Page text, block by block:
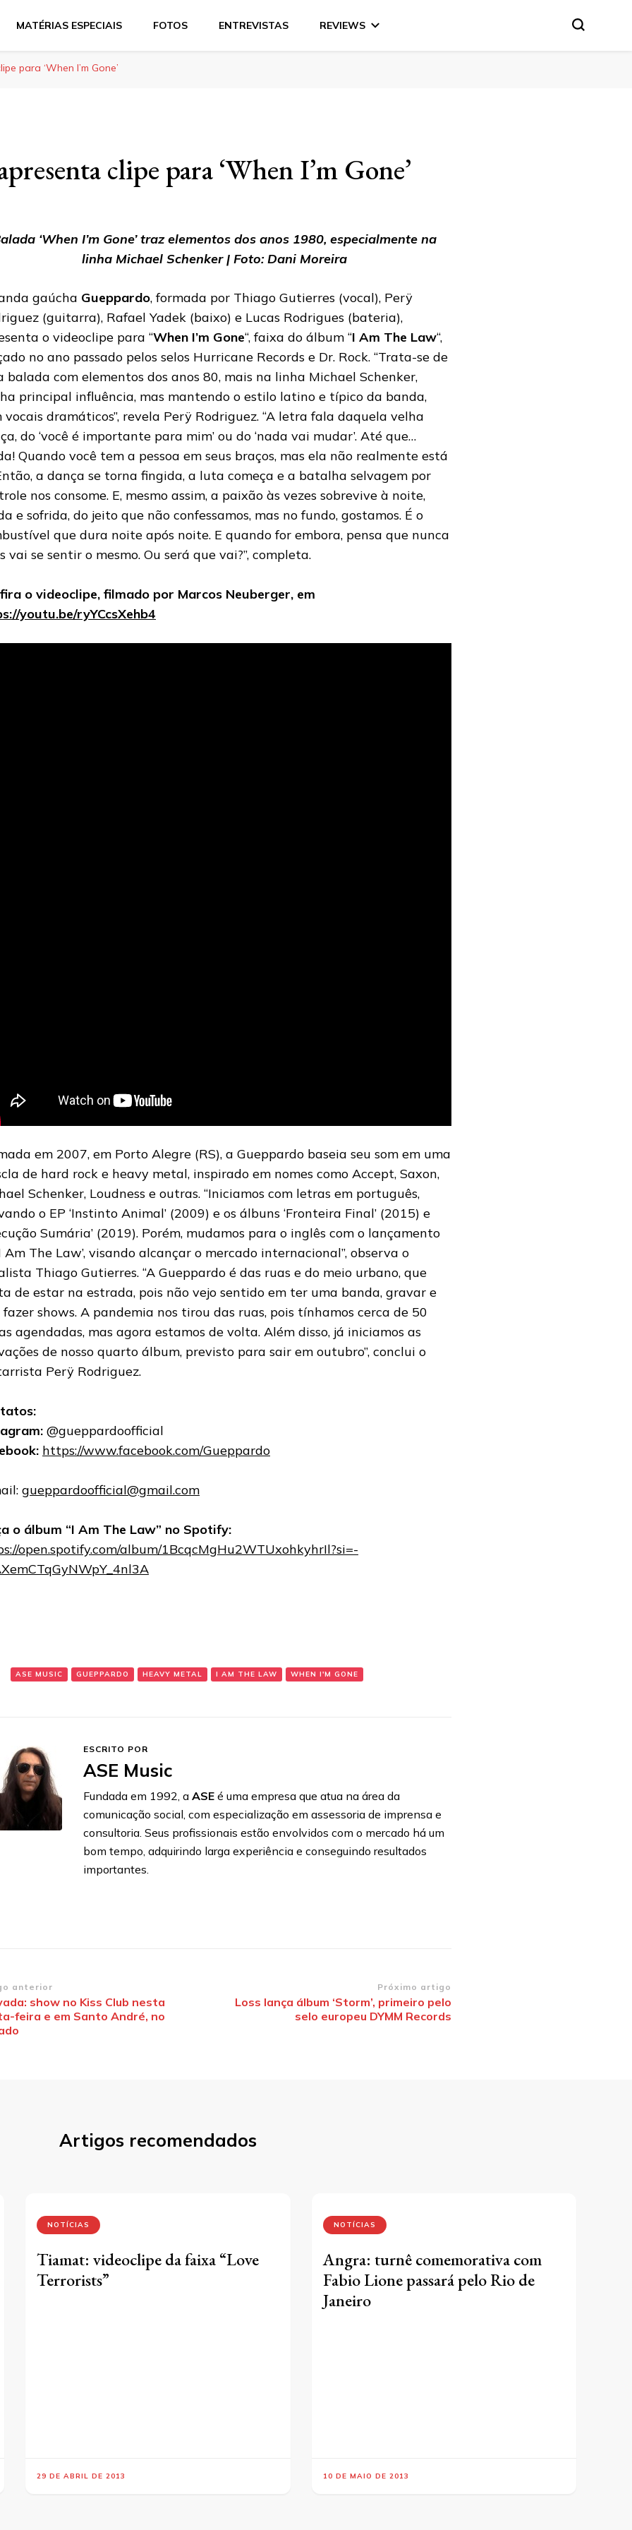
MATÉRIAS ESPECIAIS FOTOS ENTREVISTAS REVIEWS
para ‘When I’m Gone’
clipe para ‘When I’m Gone’
‘When I’m Gone’ traz elementos dos anos 1980, especialmente na
linha Michael Schenker | Foto: Dani Moreira
gaúcha Gueppardo, formada por Thiago Gutierres (vocal), Perÿ
(guitarra), Rafael Yadek (baixo) e Lucas Rodrigues (bateria),
o videoclipe para “When I’m Gone“, faixa do álbum “I Am The Law“,
no ano passado pelos selos Hurricane Records e Dr. Rock. “Trata-se de
balada com elementos dos anos 80, mais na linha Michael Schenker,
principal influência, mas mantendo o estilo latino e típico da banda,
vocais dramáticos”, revela Perÿ Rodriguez. “A letra fala daquela velha
do ‘você é importante para mim’ ou do ‘nada vai mudar’. Até que…
Quando você tem a pessoa em seus braços, mas ela não realmente está
a dança se torna fingida, a luta começa e a batalha selvagem por
nos consome. E, mesmo assim, a paixão às vezes sobrevive à noite,
e sofrida, do jeito que não confessamos, mas no fundo, gostamos. É o
que dura noite após noite. E quando for embora, pensa que nunca
vai se sentir o mesmo. Ou será que vai?”, completa.
o videoclipe, filmado por Marcos Neuberger, em
youtu.be/ryYCcsXehb4
em 2007, em Porto Alegre (RS), a Gueppardo baseia seu som em uma
de hard rock e heavy metal, inspirado em nomes como Accept, Saxon,
Schenker, Loudness e outras. “Iniciamos com letras em português,
o EP ‘Instinto Animal’ (2009) e os álbuns ‘Fronteira Final’ (2015) e
Sumária’ (2019). Porém, mudamos para o inglês com o lançamento
Am The Law’, visando alcançar o mercado internacional”, observa o
Thiago Gutierres. “A Gueppardo é das ruas e do meio urbano, que
de estar na estrada, pois não vejo sentido em ter uma banda, gravar e
fazer shows. A pandemia nos tirou das ruas, pois tínhamos cerca de 50
agendadas, mas agora estamos de volta. Além disso, já iniciamos as
de nosso quarto álbum, previsto para sair em outubro”, conclui o
Perÿ Rodriguez.
@gueppardoofficial
https://www.facebook.com/Gueppardo
gueppardoofficial@gmail.com
o álbum “I Am The Law” no Spotify:
open.spotify.com/album/1BcqcMgHu2WTUxohkyhrIl?si=-
ASE MUSIC GUEPPARDO HEAVY METAL I AM THE LAW WHEN I'M GONE
ESCRITO POR
ASE Music
Fundada em 1992, a ASE é uma empresa que atua na área da
comunicação social, com especialização em assessoria de imprensa e
consultoria. Seus profissionais estão envolvidos com o mercado há um
bom tempo, adquirindo larga experiência e conseguindo resultados
importantes.
anterior
show no Kiss Club nesta
feira e em Santo André, no
Próximo artigo
Loss lança álbum ‘Storm’, primeiro pelo
selo europeu DYMM Records
Artigos recomendados
NOTÍCIAS
Tiamat: videoclipe da faixa “Love
Terrorists”
29 DE ABRIL DE 2013
NOTÍCIAS
Angra: turnê comemorativa com
Fabio Lione passará pelo Rio de
Janeiro
10 DE MAIO DE 2013